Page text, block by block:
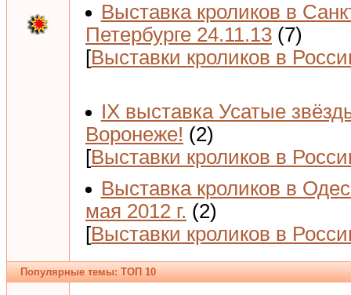
Выставка кроликов в
Петербурге 24.11.13 (7)
[Выставки кроликов в
IX выставка Усатые
Воронеже! (2)
[Выставки кроликов в
Выставка кроликов в
мая 2012 г. (2)
[Выставки кроликов в
Популярные темы: ТОП 10